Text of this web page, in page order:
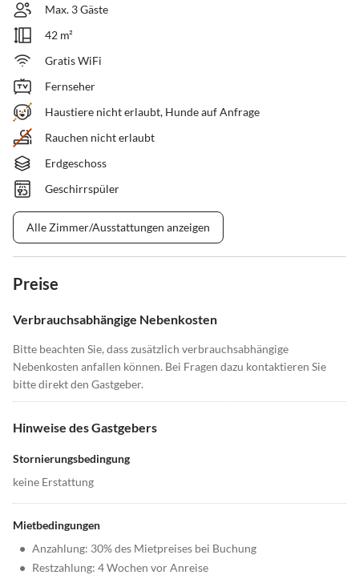
Max. 3 Gäste
42 m²
Gratis WiFi
Fernseher
Haustiere nicht erlaubt, Hunde auf Anfrage
Rauchen nicht erlaubt
Erdgeschoss
Geschirrspüler
Alle Zimmer/Ausstattungen anzeigen
Preise
Verbrauchsabhängige Nebenkosten
Bitte beachten Sie, dass zusätzlich verbrauchsabhängige
Nebenkosten anfallen können. Bei Fragen dazu kontaktieren Sie
bitte direkt den Gastgeber.
Hinweise des Gastgebers
Stornierungsbedingung
keine Erstattung
Mietbedingungen
• Anzahlung: 30% des Mietpreises bei Buchung
• Restzahlung: 4 Wochen vor Anreise